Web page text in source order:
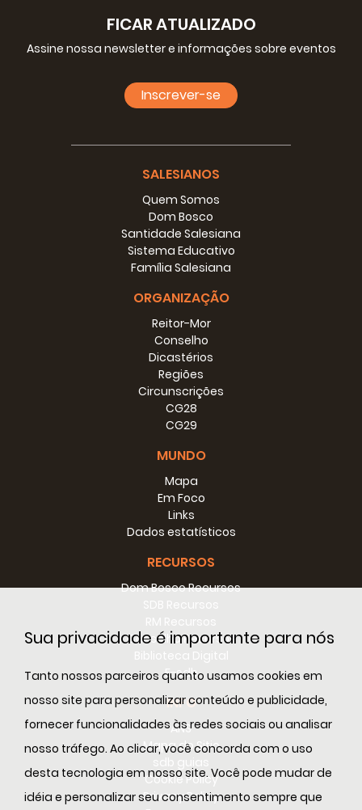
Sua privacidade é importante para nós
Tanto nossos parceiros quanto usamos cookies em
nosso site para personalizar conteúdo e publicidade,
fornecer funcionalidades às redes sociais ou analisar
nosso tráfego. Ao clicar, você concorda com o uso
desta tecnologia em nosso site. Você pode mudar de
idéia e personalizar seu consentimento sempre que
FICAR ATUALIZADO
Assine nossa newsletter e informações sobre eventos
Inscrever-se
SALESIANOS
Quem Somos
Dom Bosco
Santidade Salesiana
Sistema Educativo
Família Salesiana
ORGANIZAÇÃO
Reitor-Mor
Conselho
Dicastérios
Regiões
Circunscrições
CG28
CG29
MUNDO
Mapa
Em Foco
Links
Dados estatísticos
RECURSOS
Dom Bosco Recursos
Conselho Recursos
E-sdb
INFO
ANS
Mapa do Sitio
Cookie Policy
Privacy Policy